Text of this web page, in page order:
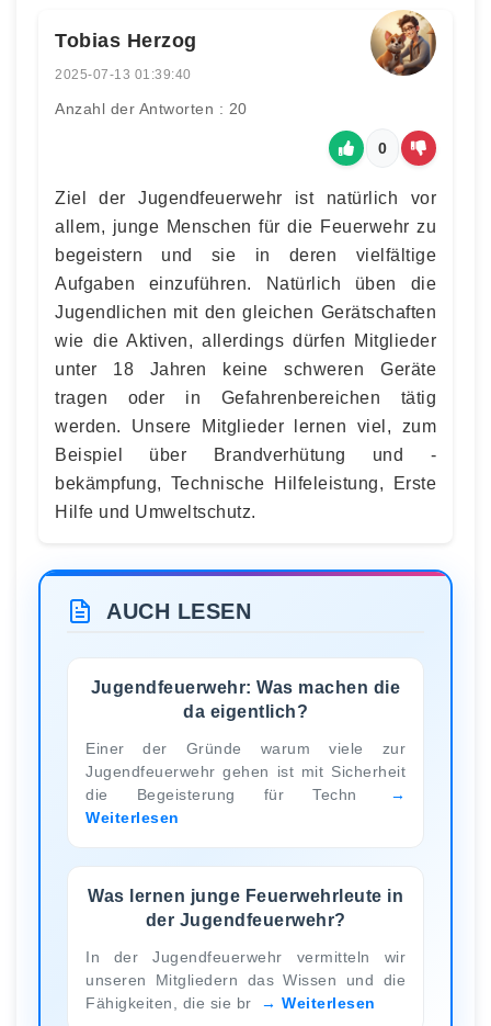
Tobias Herzog
2025-07-13 01:39:40
Anzahl der Antworten : 20
0
Ziel der Jugendfeuerwehr ist natürlich vor
allem, junge Menschen für die Feuerwehr zu
begeistern und sie in deren vielfältige
Aufgaben einzuführen. Natürlich üben die
Jugendlichen mit den gleichen Gerätschaften
wie die Aktiven, allerdings dürfen Mitglieder
unter 18 Jahren keine schweren Geräte
tragen oder in Gefahrenbereichen tätig
werden. Unsere Mitglieder lernen viel, zum
Beispiel über Brandverhütung und -
bekämpfung, Technische Hilfeleistung, Erste
Hilfe und Umweltschutz.
AUCH LESEN
Jugendfeuerwehr: Was machen die
da eigentlich?
Einer der Gründe warum viele zur
Jugendfeuerwehr gehen ist mit Sicherheit
die Begeisterung für Techn
Weiterlesen
Was lernen junge Feuerwehrleute in
der Jugendfeuerwehr?
In der Jugendfeuerwehr vermitteln wir
unseren Mitgliedern das Wissen und die
Fähigkeiten, die sie br
Weiterlesen